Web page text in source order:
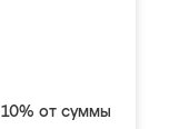
10% от суммы